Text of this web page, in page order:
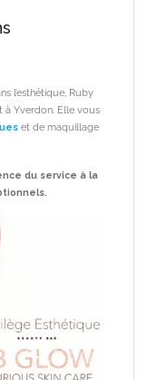
l’esthétique, Ruby
à Yverdon. Elle vous
et de maquillage
du service à la